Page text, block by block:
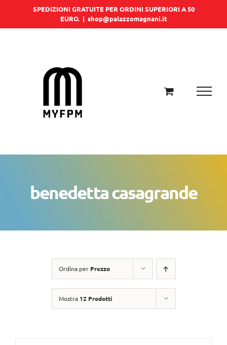
SPEDIZIONI GRATUITE PER ORDINI SUPERIORI A 50
EURO. | shop@palazzomagnani.it
benedetta casagrande
Ordina per Prezzo
Mostra 12 Prodotti